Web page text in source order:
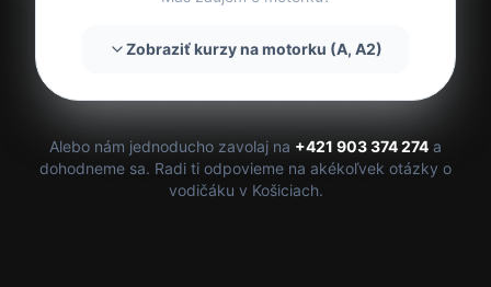
Zobraziť kurzy na motorku (A, A2)
Alebo nám jednoducho zavolaj na +421 903 374 274 a
dohodneme sa. Radi ti odpovieme na akékoľvek otázky o
vodičáku v Košiciach.